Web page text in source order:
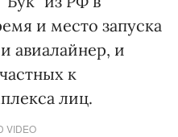
и место запуска
авиалайнер, и
к
лиц.
VIDEO